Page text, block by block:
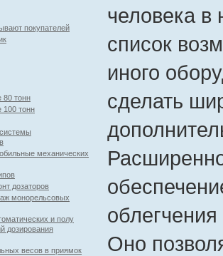
человека в
список
иного
сделать
облегчения
Оно
покупателей
80 тонн
100 тонн
механических
дозаторов
монорельсовых
и полу
дозирования
весов в приямок